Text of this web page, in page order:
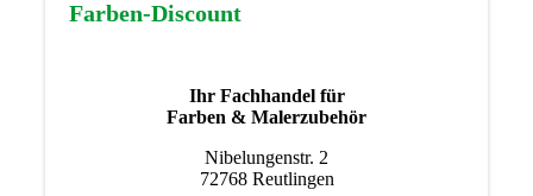
Farben-Discount
Ihr Fachhandel für
Farben & Malerzubehör
Nibelungenstr. 2
72768 Reutlingen